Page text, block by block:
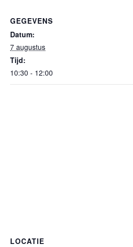
GEGEVENS
Datum:
7 augustus
Tijd:
10:30 - 12:00
LOCATIE